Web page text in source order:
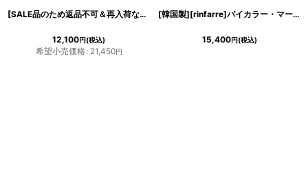
[SALE品のため返品不可＆再入荷なしの現品限り][韓国製][rinfarre]袖口スリット・ウエスト・カットアウト・ボタン・シンプル・七分袖・ミディアムドレス・ワンピース[友崎まどか・れお着用]
12,100円(税込)
希望小売価格: 21,450円
[韓国製][rinfarre]バイカラー・マーメイド・ミディアムスカート・膝下丈・無地・アシメントリー[山崎みどり着用][送料無料]
15,400円(税込)